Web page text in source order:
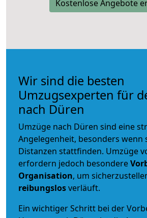
Kostenlose Angebote
Wir sind die besten
Umzugsexperten für
nach Düren
Umzüge nach Düren sind eine
Angelegenheit, besonders wenn
Distanzen stattfinden. Umzüge
erfordern jedoch besondere
Organisation, um
reibungslosverläuft.
Ein wichtiger Schritt bei der